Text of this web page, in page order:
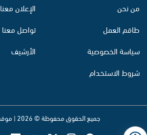
من نحن
طاقم العمل
سياسة الخصوصية
شروط الاستخدام
الإعلان معنا
تواصل معنا
الأرشيف
جميع الحقوق محفوظة © 2026 | موقع الشمس